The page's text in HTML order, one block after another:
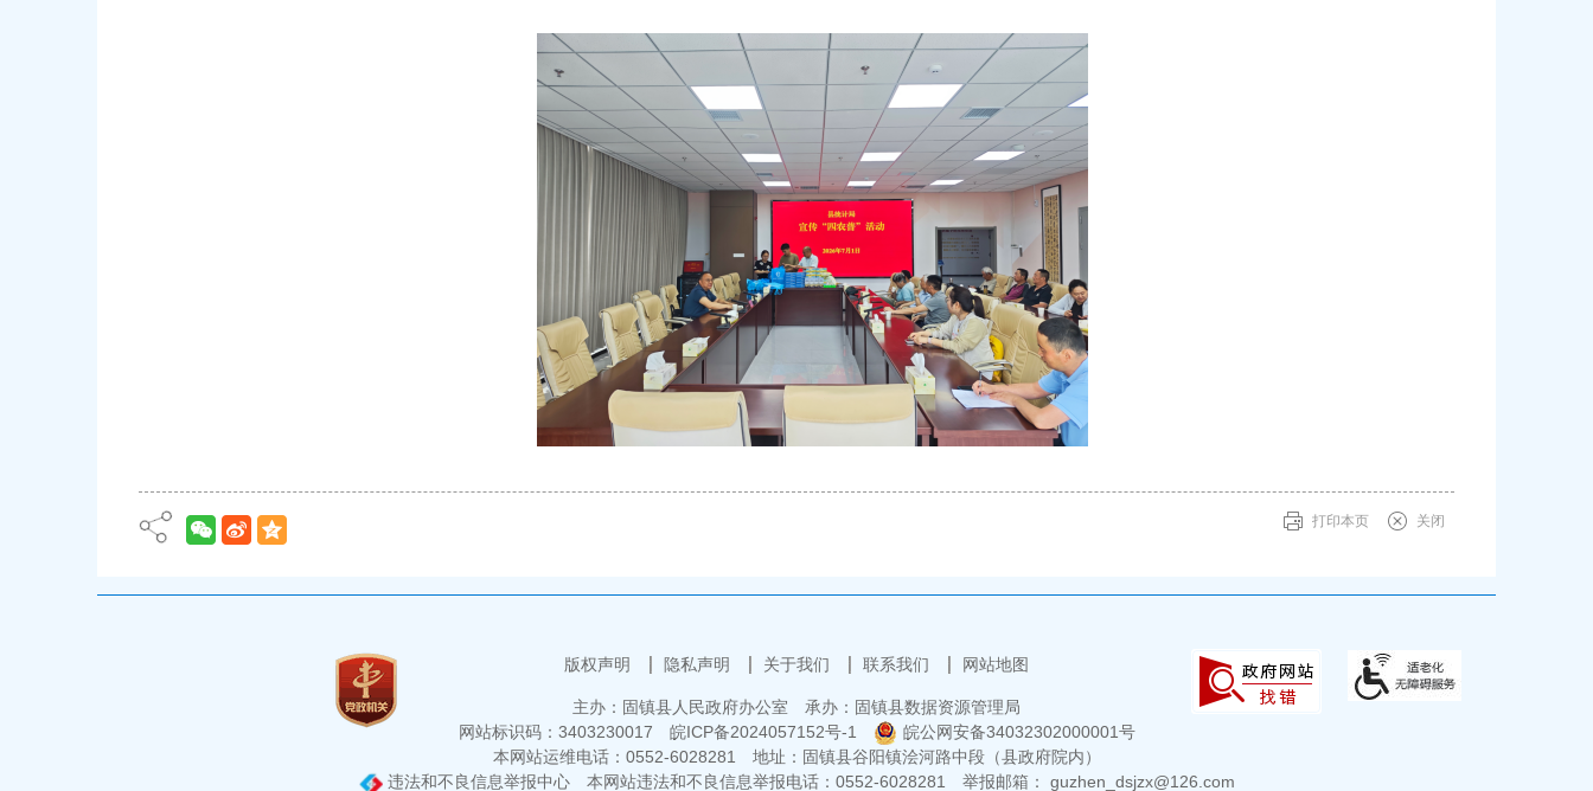
打印本页 关闭
版权声明 隐私声明 关于我们 联系我们 网站地图
主办：固镇县人民政府办公室
承办：固镇县数据资源管理局
网站标识码：3403230017
皖ICP备2024057152号-1
皖公网安备34032302000001号
本网站运维电话：0552-6028281
地址：固镇县谷阳镇浍河路中段（县政府院内）
违法和不良信息举报中心
本网站违法和不良信息举报电话：0552-6028281 举报邮箱： guzhen_dsjzx@126.com